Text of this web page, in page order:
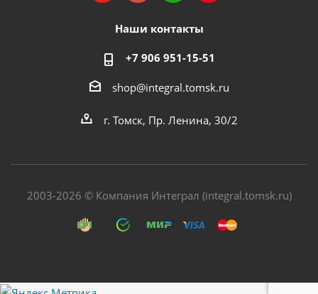
Наши контакты
+7 906 951-15-51
shop@integral.tomsk.ru
г. Томск, Пр. Ленина, 30/2
2003-2026 © Компания Интеграл (integral.tomsk.ru)